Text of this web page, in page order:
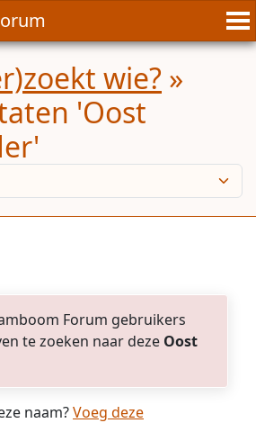
wie? »
'Oost
Forum gebruikers
te zoeken naar deze Oost
naam?Voeg deze